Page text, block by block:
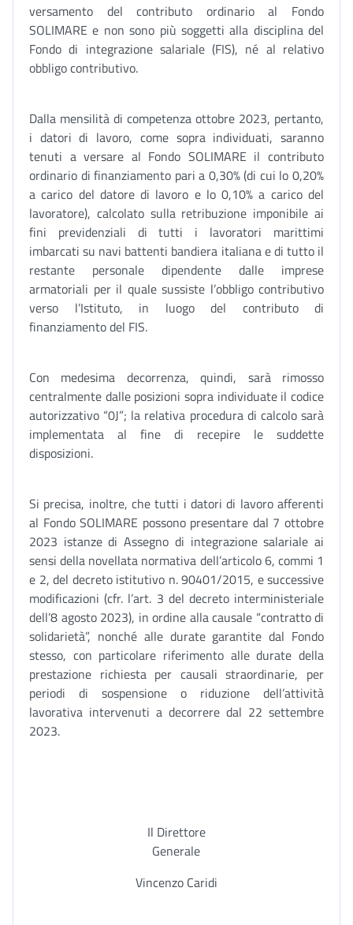
versamento del contributo ordinario al Fondo
SOLIMARE e non sono più soggetti alla disciplina del
Fondo di integrazione salariale (FIS), né al relativo
obbligo contributivo.
Dalla mensilità di competenza ottobre 2023, pertanto,
i datori di lavoro, come sopra individuati, saranno
tenuti a versare al Fondo SOLIMARE il contributo
ordinario di finanziamento pari a 0,30% (di cui lo 0,20%
a carico del datore di lavoro e lo 0,10% a carico del
lavoratore), calcolato sulla retribuzione imponibile ai
fini previdenziali di tutti i lavoratori marittimi
imbarcati su navi battenti bandiera italiana e di tutto il
restante personale dipendente dalle imprese
armatoriali per il quale sussiste l’obbligo contributivo
verso l’Istituto, in luogo del contributo di
finanziamento del FIS.
Con medesima decorrenza, quindi, sarà rimosso
centralmente dalle posizioni sopra individuate il codice
autorizzativo “0J”; la relativa procedura di calcolo sarà
implementata al fine di recepire le suddette
disposizioni.
Si precisa, inoltre, che tutti i datori di lavoro afferenti
al Fondo SOLIMARE possono presentare dal 7 ottobre
2023 istanze di Assegno di integrazione salariale ai
sensi della novellata normativa dell’articolo 6, commi 1
e 2, del decreto istitutivo n. 90401/2015, e successive
modificazioni (cfr. l’art. 3 del decreto interministeriale
dell’8 agosto 2023), in ordine alla causale “contratto di
solidarietà”, nonché alle durate garantite dal Fondo
stesso, con particolare riferimento alle durate della
prestazione richiesta per causali straordinarie, per
periodi di sospensione o riduzione dell’attività
lavorativa intervenuti a decorrere dal 22 settembre
2023.
Il Direttore
Generale
Vincenzo Caridi